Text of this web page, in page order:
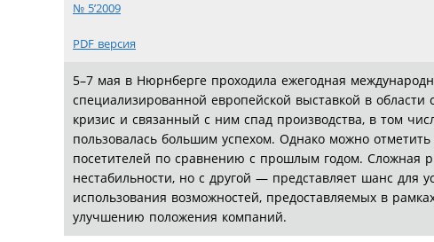
№ 5’2009
PDF версия
5–7 мая в Нюрнберге проходила ежегодная
специализированной европейской выставкой в
кризис и связанный с ним спад производства, в том
пользовалась большим успехом. Однако можно
посетителей по сравнению с прошлым годом. Сложная
нестабильности, но с другой — представляет шанс для
использования возможностей, предоставляемых в
улучшению положения компаний.